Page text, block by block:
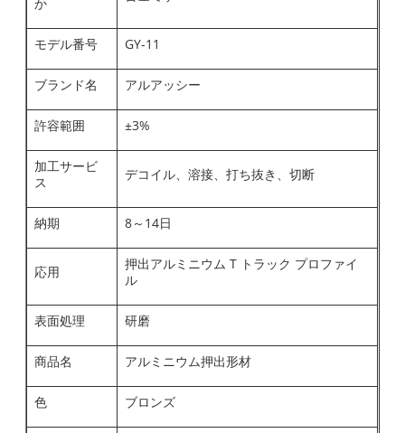
か
モデル番号 GY-11
ブランド名 アルアッシー
許容範囲 ±3%
加工サービ
ス
デコイル、溶接、打ち抜き、切断
納期 8～14日
応用
押出アルミニウム T トラック プロファイ
ル
表面処理 研磨
商品名 アルミニウム押出形材
色 ブロンズ